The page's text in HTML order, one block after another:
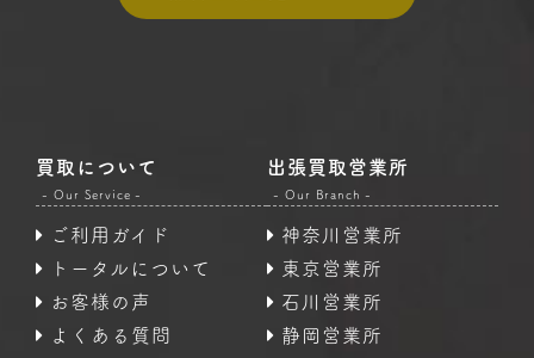
買取について
- Our Service -
ご利用ガイド
トータルについて
お客様の声
よくある質問
出張買取営業所
- Our Branch -
神奈川営業所
東京営業所
石川営業所
静岡営業所